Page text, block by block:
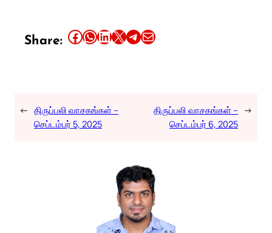
Share: Share this article on Facebook Share this article on WhatsApp Share this article on LinkedIn Share this article on X Share this article on TelegramEmail this Article
← திருப்பலி வாசகங்கள் –
செப்டம்பர் 5, 2025
திருப்பலி வாசகங்கள் –
செப்டம்பர் 6, 2025
→